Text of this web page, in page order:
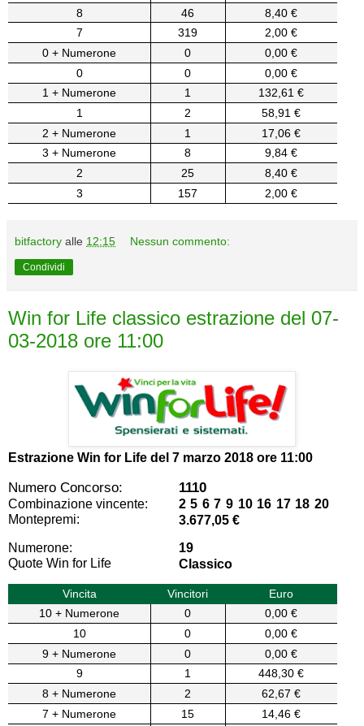
8
46
8,40 €
7
319
2,00 €
0 + Numerone
0
0,00 €
0
0
0,00 €
1 + Numerone
1
132,61 €
1
2
58,91 €
2 + Numerone
1
17,06 €
3 + Numerone
8
9,84 €
2
25
8,40 €
3
157 2,00 €
bitfactory alle 12:15 Nessun commento:
Condividi
Win for Life classico estrazione del 07-
03-2018 ore 11:00
Estrazione Win for Life del 7 marzo 2018 ore 11:00
Numero Concorso: 1110
Combinazione vincente:
2 5 6 7 9 10 16 17 18 20
Montepremi:
3.677,05 €
Numerone:
19
Quote Win for Life
Classico
Vincita Vincitori
Euro
10 + Numerone
0
0,00 €
10
0
0,00 €
9 + Numerone
0
0,00 €
9
1
448,30 €
8 + Numerone
2
62,67 €
7 + Numerone
15
14,46 €